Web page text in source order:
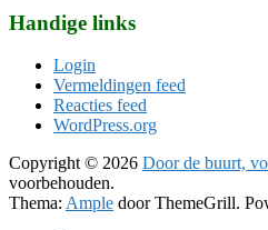
Handige links
Login
Vermeldingen feed
Reacties feed
WordPress.org
Copyright © 2026 Door de buurt,
voorbehouden.
Thema: Ample door ThemeGrill.